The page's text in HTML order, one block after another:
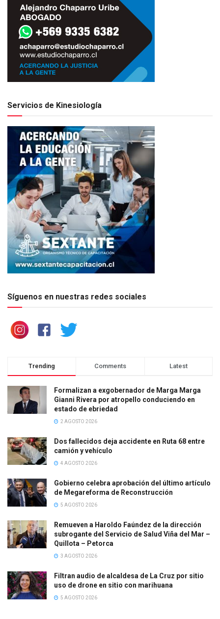
Servicios de Kinesiología
Síguenos en nuestras redes sociales
Trending Comments Latest
Formalizan a exgobernador de Marga Marga
Gianni Rivera por atropello conduciendo en
estado de ebriedad
2 AGOSTO 2026
Dos fallecidos deja accidente en Ruta 68 entre
camión y vehículo
4 AGOSTO 2026
Gobierno celebra aprobación del último artículo
de Megareforma de Reconstrucción
5 AGOSTO 2026
Remueven a Haroldo Faúndez de la dirección
subrogante del Servicio de Salud Viña del Mar –
Quillota – Petorca
3 AGOSTO 2026
Filtran audio de alcaldesa de La Cruz por sitio
uso de drone en sitio con marihuana
5 AGOSTO 2026